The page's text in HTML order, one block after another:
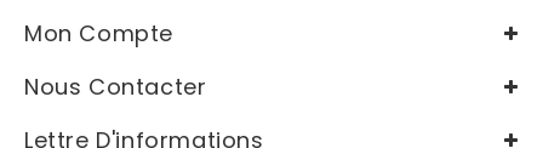
Mon Compte
Nous Contacter
Lettre D'informations